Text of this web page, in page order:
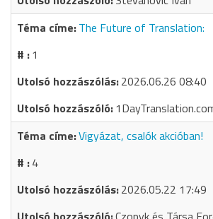
The Future of Translation:
1
2026.06.26 08:40
Vigyázat, csalók akcióban!
4
2026.05.22 17:49